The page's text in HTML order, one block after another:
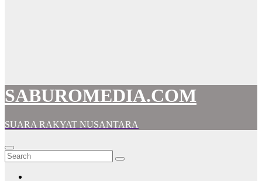
SABUROMEDIA.COM
SUARA RAKYAT NUSANTARA